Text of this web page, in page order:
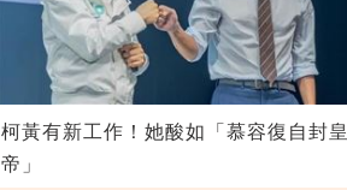
柯黃有新工作！她酸如「慕容復自封皇
帝」